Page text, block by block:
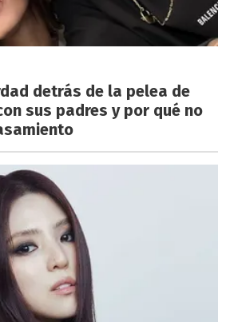
detrás de la pelea de
sus padres y por qué no